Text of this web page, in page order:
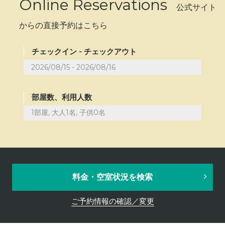
Online Reservations 公式サイト
からの直接予約はこちら
チェックイン - チェックアウト
部屋数、利用人数
1部屋, 大人1名, 子供0名
料金・空室状況を検索
ご予約情報の確認／変更